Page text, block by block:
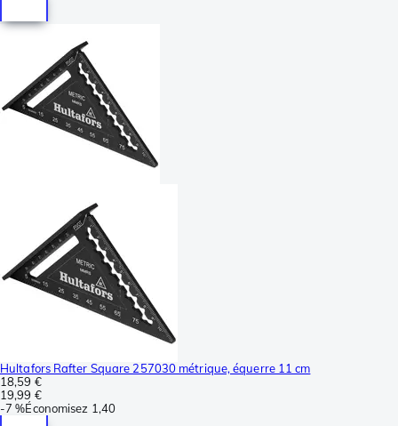
Hultafors Rafter Square 257030 métrique, équerre 11 cm
18,59 €
19,99 €
-7 %Économisez 1,40